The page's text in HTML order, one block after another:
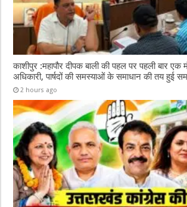
काशीपुर :महापौर दीपक बाली की पहल पर पहली बार एक
अधिकारी, पार्षदों की समस्याओं के समाधान की तय हुई
2 hours ago